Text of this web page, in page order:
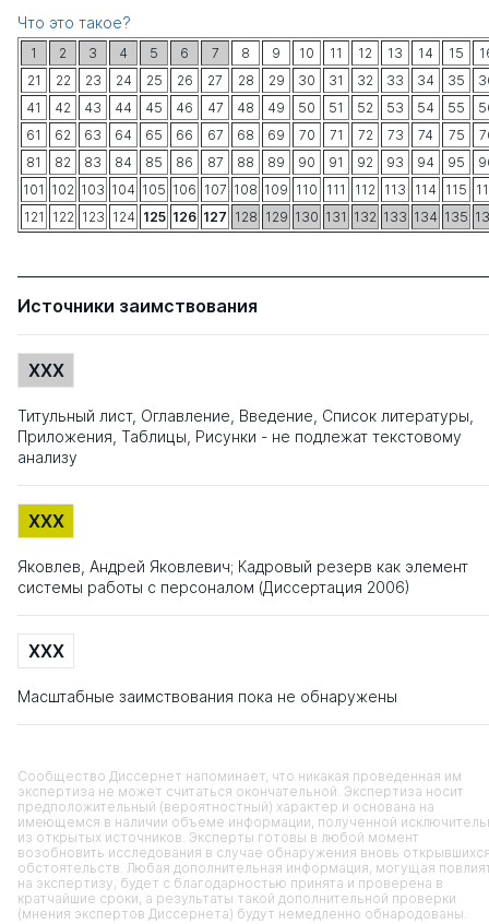
Что это такое?
1 2 3 4 5 6 7 8 9 10 11 12 13 14 15
21
22 23 24 25 26 27 28 29 30 31 32 33 34 35
41
42 43 44 45 46 47 48 49 50 51 52 53 54 55
61
62 63 64 65 66 67 68 69 70 71 72 73 74 75
81
82 83 84 85 86 87 88 89 90 91 92 93 94 95
101 102 103 104 105 106 107 108 109 110 111 112 113 114 115
121
122 123 124 125 126 127 128 129 130 131 132 133 134 135
Источники заимствования
XXX
Титульный лист, Оглавление, Введение, Список литературы,
Приложения, Таблицы, Рисунки - не подлежат текстовому
анализу
XXX
Яковлев, Андрей Яковлевич; Кадровый резерв как элемент
системы работы с персоналом (Диссертация 2006)
XXX
Масштабные заимствования пока не обнаружены
Сообщество Диссернет напоминает, что никакая проведенная им
экспертиза не может считаться окончательной. Экспертиза носит
предположительный (вероятностный) характер и основана на
имеющемся в наличии объеме информации, полученной
из открытых источников. Эксперты готовы в любой момент
возобновить исследования в случае обнаружения вновь
обстоятельств. Любая дополнительная информация, могущая
на экспертизу, будет с благодарностью принята и проверена в
кратчайшие сроки, а результаты такой дополнительной проверки
(мнения экспертов Диссернета) будут немедленно обнародованы.